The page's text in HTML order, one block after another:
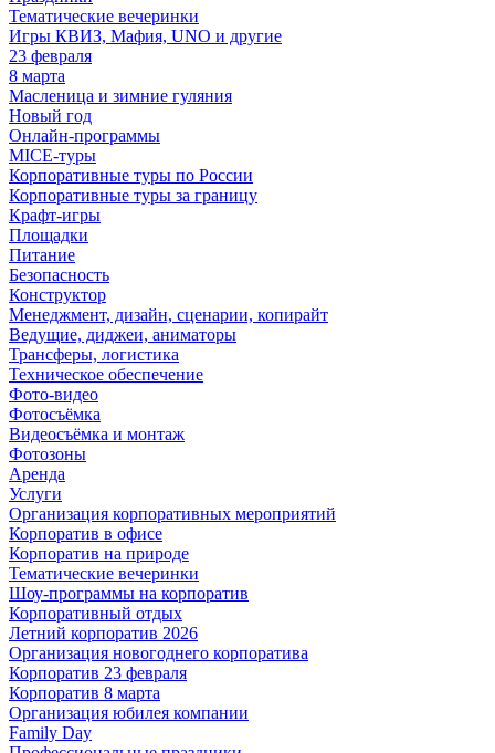
Тематические вечеринки
Игры КВИЗ, Мафия, UNO и другие
23 февраля
8 марта
Масленица и зимние гуляния
Новый год
Онлайн-программы
MICE‑туры
Корпоративные туры по России
Корпоративные туры за границу
Крафт-игры
Площадки
Питание
Безопасность
Конструктор
Менеджмент, дизайн, сценарии, копирайт
Ведущие, диджеи, аниматоры
Трансферы, логистика
Техническое обеспечение
Фото-видео
Фотосъёмка
Видеосъёмка и монтаж
Фотозоны
Аренда
Услуги
Организация корпоративных мероприятий
Корпоратив в офисе
Корпоратив на природе
Тематические вечеринки
Шоу-программы на корпоратив
Корпоративный отдых
Летний корпоратив 2026
Организация новогоднего корпоратива
Корпоратив 23 февраля
Корпоратив 8 марта
Организация юбилея компании
Family Day